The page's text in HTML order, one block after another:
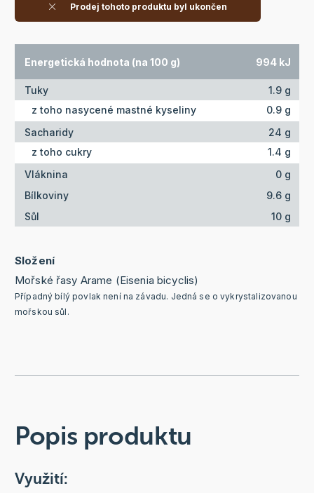
Prodej tohoto produktu byl ukončen
Energetická hodnota (na 100 g) 994 kJ
Tuky
1.9 g
z toho nasycené mastné kyseliny
0.9 g
Sacharidy
24 g
z toho cukry
1.4 g
Vláknina
0 g
Bílkoviny
9.6 g
Sůl
10 g
Složení
Mořské řasy Arame (Eisenia bicyclis)
Případný bílý povlak není na závadu. Jedná se o vykrystalizovanou
mořskou sůl.
Popis produktu
Využití: